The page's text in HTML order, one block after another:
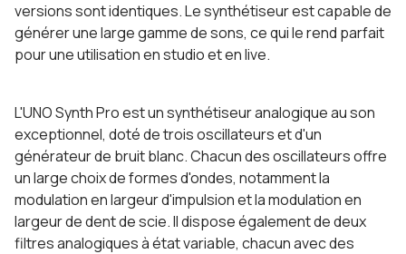
versions sont identiques. Le synthétiseur est capable de
générer une large gamme de sons, ce qui le rend parfait
pour une utilisation en studio et en live.
L'UNO Synth Pro est un synthétiseur analogique au son
exceptionnel, doté de trois oscillateurs et d'un
générateur de bruit blanc. Chacun des oscillateurs offre
un large choix de formes d'ondes, notamment la
modulation en largeur d'impulsion et la modulation en
largeur de dent de scie. Il dispose également de deux
filtres analogiques à état variable, chacun avec des